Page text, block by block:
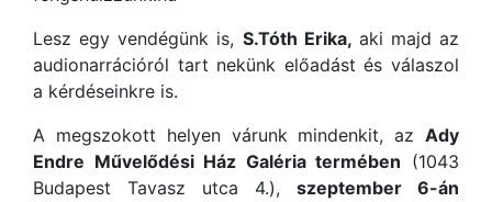
Lesz egy vendégünk is, S.Tóth Erika, aki majd az
audionarrációról tart nekünk előadást és válaszol
a kérdéseinkre is.
A megszokott helyen várunk mindenkit, az Ady
Endre Művelődési Ház Galéria termében (1043
Budapest Tavasz utca 4.), szeptember 6-án